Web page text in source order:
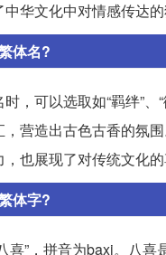
华文化中对情感传达的
体名?
，可以选取如“羁绊”、
营造出古色古香的氛
也展现了对传统文化的
体字?
喜”，拼音为baxi。八喜